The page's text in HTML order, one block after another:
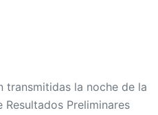
transmitidas la noche de la
Preliminares